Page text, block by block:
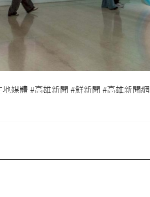
媒體 #高雄新聞 #鮮新聞 #高雄新聞網